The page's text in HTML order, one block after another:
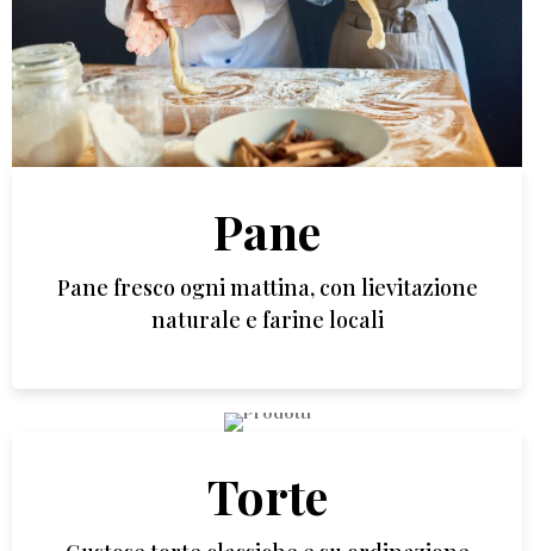
Pane
Pane fresco ogni mattina, con lievitazione
naturale e farine locali
Torte